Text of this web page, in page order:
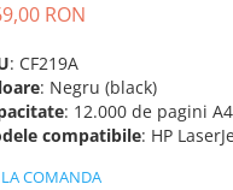
RON
: CF219A
: Negru (black)
: 12.000 de pagini
compatibile: HP
LA COMANDA